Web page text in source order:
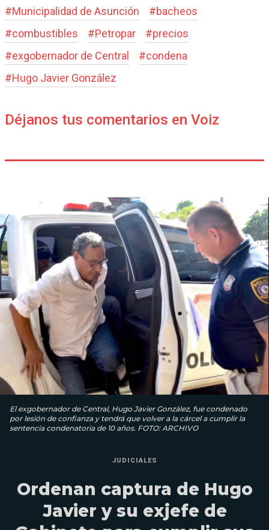
#Municipalidad de Asunción #bacheos
#combustibles #Petropar #precios
#exgobernador de Central #condena
#Hugo Javier González
Déjanos tus comentarios en Voiz
El exgobernador de Central, Hugo Javier González, fue condenado
por lesión de confianza y tendrá que volver a la cárcel a cumplir la
sentencia condenatoria de 10 años. FOTO: ARCHIVO
JUDICIALES
Ordenan captura de Hugo
Javier y su exjefe de